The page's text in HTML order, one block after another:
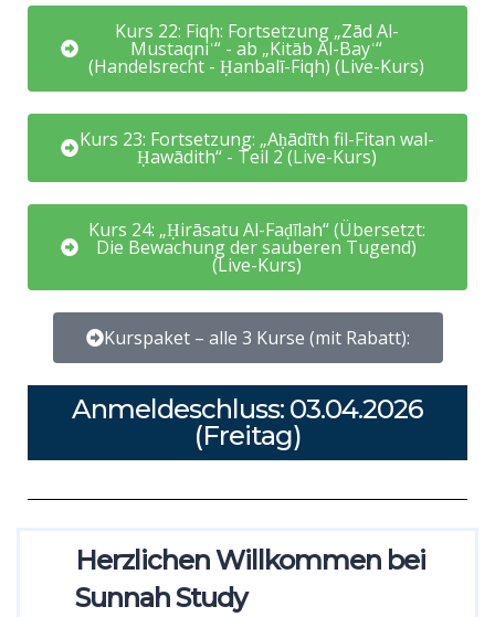
Kurs 22: Fiqh: Fortsetzung „Zād Al-
Mustaqniʿ“ - ab „Kitāb Al-Bayʿ“
(Handelsrecht - Ḥanbalī-Fiqh) (Live-Kurs)
Kurs 23: Fortsetzung: „Aḥādīth fil-Fitan wal-
Ḥawādith“ - Teil 2 (Live-Kurs)
Kurs 24: „Ḥirāsatu Al-Faḍīlah“ (Übersetzt:
Die Bewachung der sauberen Tugend)
(Live-Kurs)
Kurspaket – alle 3 Kurse (mit Rabatt):
Anmeldeschluss: 03.04.2026
(Freitag)
Herzlichen Willkommen bei
Sunnah Study